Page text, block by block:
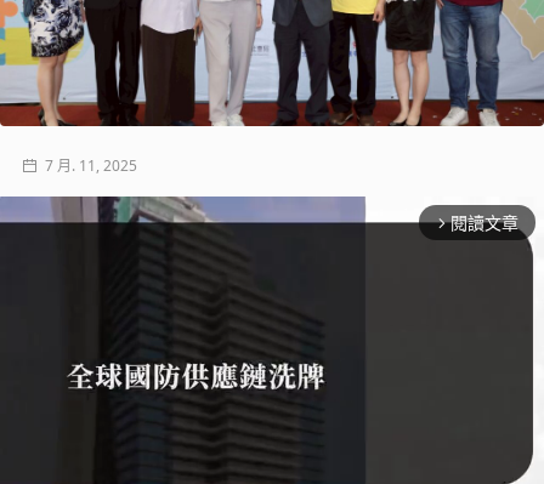
7 月. 11, 2025
arrow_forward_ios 閱讀文章